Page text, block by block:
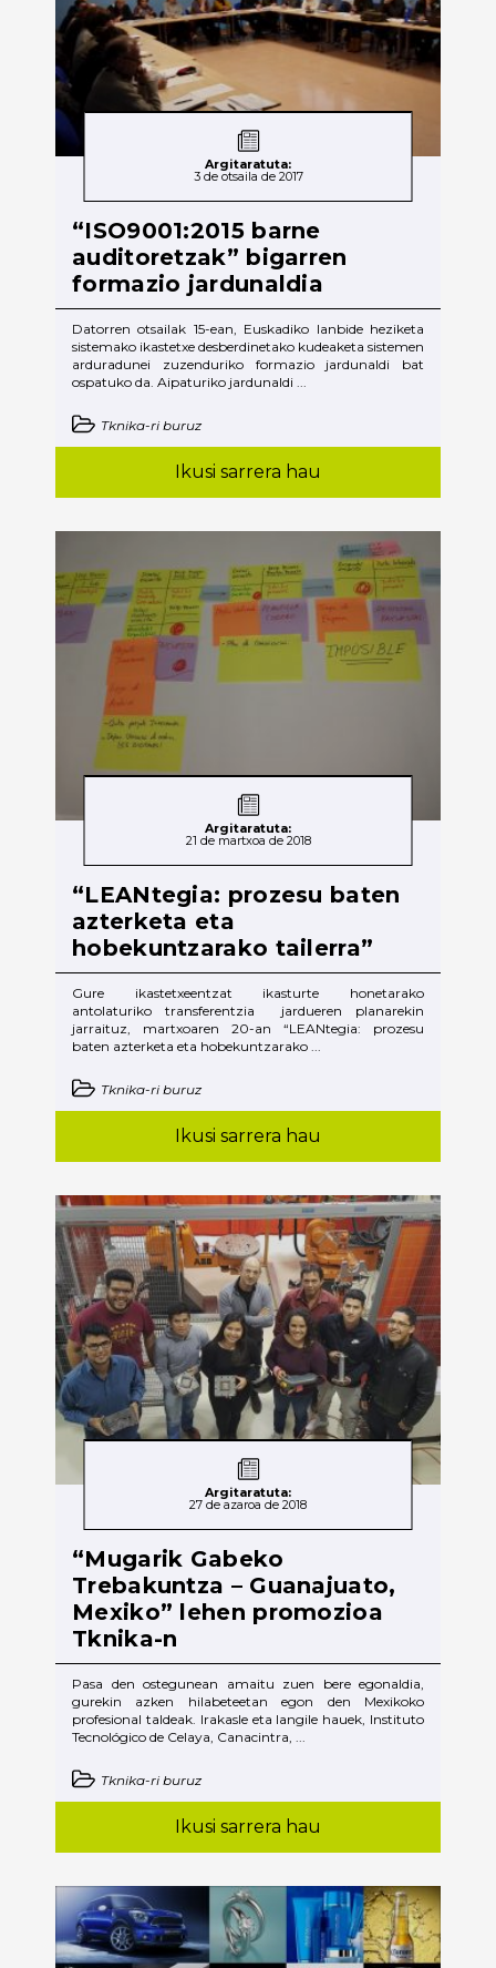
Argitaratuta:
3 de otsaila de 2017
“ISO9001:2015 barne
auditoretzak” bigarren
formazio jardunaldia
Datorren otsailak 15-ean, Euskadiko lanbide heziketa
sistemako ikastetxe desberdinetako kudeaketa sistemen
arduradunei zuzenduriko formazio jardunaldi bat
ospatuko da. Aipaturiko jardunaldi ...
Tknika-ri buruz
Ikusi sarrera hau
Argitaratuta:
21 de martxoa de 2018
“LEANtegia: prozesu baten
azterketa eta
hobekuntzarako tailerra”
Gure ikastetxeentzat ikasturte honetarako
antolaturiko transferentzia jardueren planarekin
jarraituz, martxoaren 20-an “LEANtegia: prozesu
baten azterketa eta hobekuntzarako ...
Tknika-ri buruz
Ikusi sarrera hau
Argitaratuta:
27 de azaroa de 2018
“Mugarik Gabeko
Trebakuntza – Guanajuato,
Mexiko” lehen promozioa
Tknika-n
Pasa den ostegunean amaitu zuen bere egonaldia,
gurekin azken hilabeteetan egon den Mexikoko
profesional taldeak. Irakasle eta langile hauek, Instituto
Tecnológico de Celaya, Canacintra, ...
Tknika-ri buruz
Ikusi sarrera hau